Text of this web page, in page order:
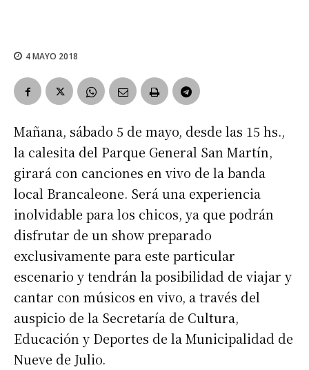
4 MAYO 2018
Mañana, sábado 5 de mayo, desde las 15 hs.,
la calesita del Parque General San Martín,
girará con canciones en vivo de la banda
local Brancaleone. Será una experiencia
inolvidable para los chicos, ya que podrán
disfrutar de un show preparado
exclusivamente para este particular
escenario y tendrán la posibilidad de viajar y
cantar con músicos en vivo, a través del
auspicio de la Secretaría de Cultura,
Educación y Deportes de la Municipalidad de
Nueve de Julio.